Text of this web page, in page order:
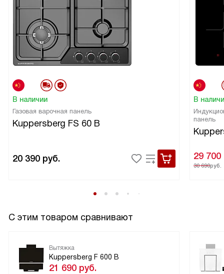
В наличии
Газовая варочная панель
Kuppersberg FS 60 B
20 390 руб.
В
панель
29 700
30 690руб.
С этим товаром сравнивают
Вытяжка
Kuppersberg F 600 B
21 690 руб.